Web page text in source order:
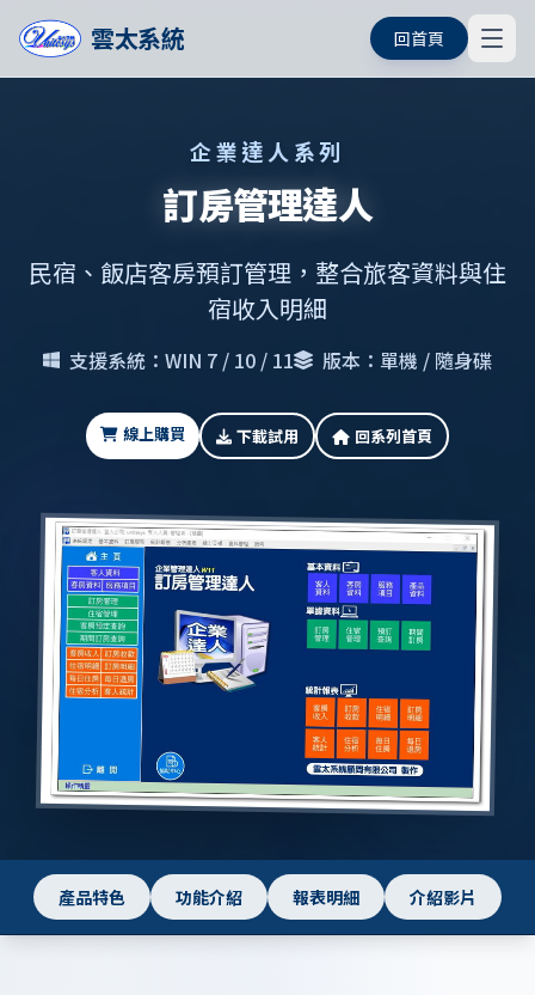
雲太系統 回首頁
企業達人系列
訂房管理達人
民宿、飯店客房預訂管理，整合旅客資料與住
宿收入明細
支援系統：WIN 7 / 10 / 11 版本：單機 / 隨身碟
線上購買 下載試用 回系列首頁
產品特色 功能介紹 報表明細 介紹影片